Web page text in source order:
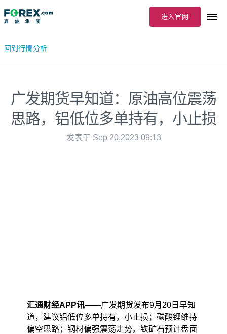
进入官网
回到行情分析
广发期货早知道：原油高位震荡
思路，铝低位多单持有，小止损
发表于 Sep 20,2023 09:13
汇通财经APP讯——广发期货发布9月20日早知
道，建议铝低位多单持有，小止损；碳酸锂维持
偏空思路；钢材偏强震荡走势，铁矿石预计盘面